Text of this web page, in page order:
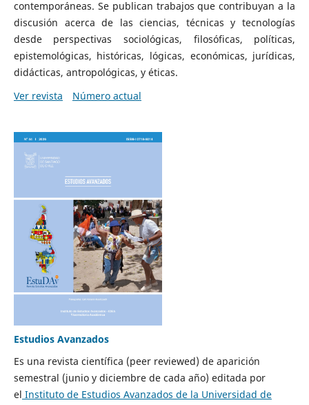
contemporáneas. Se publican trabajos que contribuyan a la
discusión acerca de las ciencias, técnicas y tecnologías
desde perspectivas sociológicas, filosóficas, políticas,
epistemológicas, históricas, lógicas, económicas, jurídicas,
didácticas, antropológicas, y éticas.
Ver revista
Número actual
Estudios Avanzados
Es una revista científica (peer reviewed) de aparición
semestral (junio y diciembre de cada año) editada por
el Instituto de Estudios Avanzados de la Universidad de